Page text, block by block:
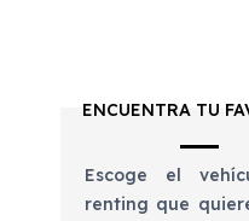
ENCUENTRA TU
Escoge el
renting que